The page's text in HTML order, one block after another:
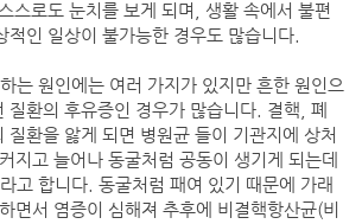
스로도 눈치를 보게 되며, 생활 속에서 불편
적인 일상이 불가능한 경우도 많습니다.
는 원인에는 여러 가지가 있지만 흔한 원인으
질환의 후유증인 경우가 많습니다. 결핵, 폐
질환을 앓게 되면 병원균 들이 기관지에 상처
지고 늘어나 동굴처럼 공동이 생기게 되는데
고 합니다. 동굴처럼 패여 있기 때문에 가래
면서 염증이 심해져 추후에 비결핵항산균(비